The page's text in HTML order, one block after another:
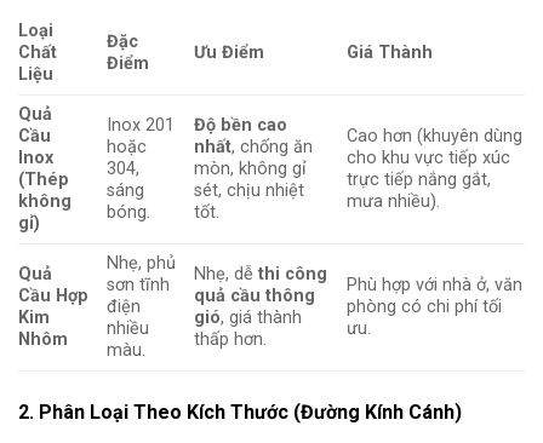
Loại
Chất
Liệu
Đặc
Điểm
Ưu Điểm Giá Thành
Quả
Cầu
Inox
(Thép
không
gỉ)
Inox 201
hoặc
304,
sáng
bóng.
Độ bền cao
nhất, chống ăn
mòn, không gỉ
sét, chịu nhiệt
tốt.
Cao hơn (khuyên dùng
cho khu vực tiếp xúc
trực tiếp nắng gắt,
mưa nhiều).
Quả
Cầu Hợp
Kim
Nhôm
Nhẹ, phủ
sơn tĩnh
điện
nhiều
màu.
Nhẹ, dễthi công
quả cầu thông
gió, giá thành
thấp hơn.
Phù hợp với nhà ở, văn
phòng có chi phí tối
ưu.
2. Phân Loại Theo Kích Thước (Đường Kính Cánh)